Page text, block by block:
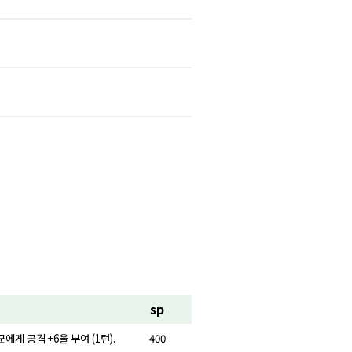
sp
게 공격 +6을 부여 (1턴). 400